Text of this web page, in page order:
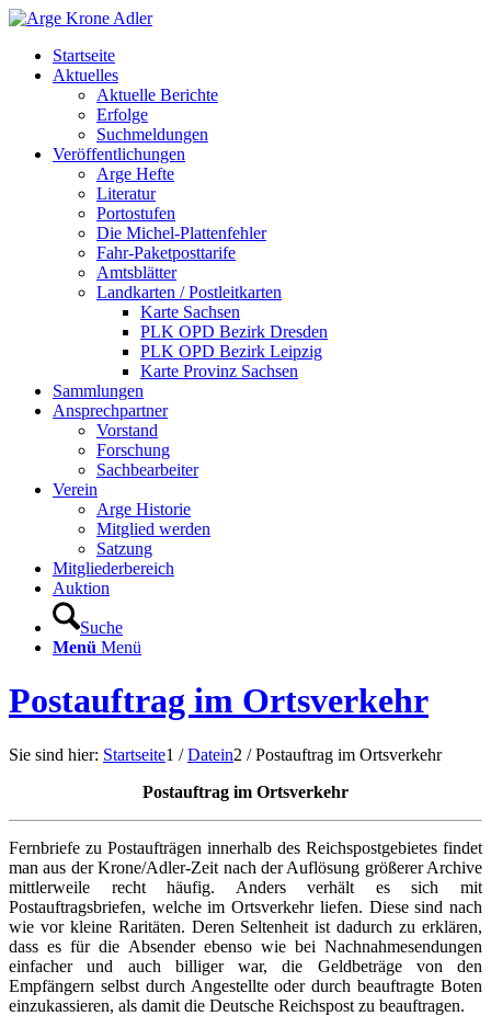
Startseite
Aktuelles
Aktuelle Berichte
Erfolge
Suchmeldungen
Veröffentlichungen
Arge Hefte
Literatur
Portostufen
Die Michel-Plattenfehler
Fahr-Paketposttarife
Amtsblätter
Landkarten / Postleitkarten
Karte Sachsen
PLK OPD Bezirk Dresden
PLK OPD Bezirk Leipzig
Karte Provinz Sachsen
Sammlungen
Ansprechpartner
Vorstand
Forschung
Sachbearbeiter
Verein
Arge Historie
Mitglied werden
Satzung
Mitgliederbereich
Auktion
Suche
Menü Menü
Postauftrag im Ortsverkehr
Sie sind hier: Startseite1 / Datein2 / Postauftrag im Ortsverkehr
Postauftrag im Ortsverkehr
Fernbriefe zu Postaufträgen innerhalb des Reichspostgebietes findet
man aus der Krone/Adler-Zeit nach der Auflösung größerer Archive
mittlerweile recht häufig. Anders verhält es sich mit
Postauftragsbriefen, welche im Ortsverkehr liefen. Diese sind nach
wie vor kleine Raritäten. Deren Seltenheit ist dadurch zu erklären,
dass es für die Absender ebenso wie bei Nachnahmesendungen
einfacher und auch billiger war, die Geldbeträge von den
Empfängern selbst durch Angestellte oder durch beauftragte Boten
einzukassieren, als damit die Deutsche Reichspost zu beauftragen.